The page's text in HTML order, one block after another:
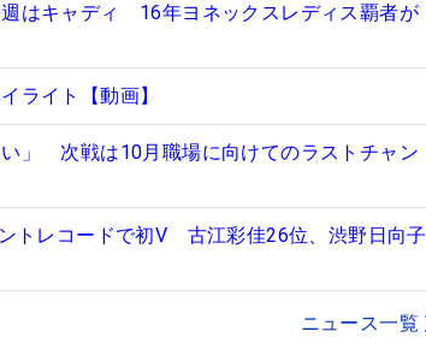
はキャディ 16年ヨネックスレディス覇者が
ライト【動画】
」 次戦は10月職場に向けてのラストチャン
トレコードで初V 古江彩佳26位、渋野日向子
ニュース一覧